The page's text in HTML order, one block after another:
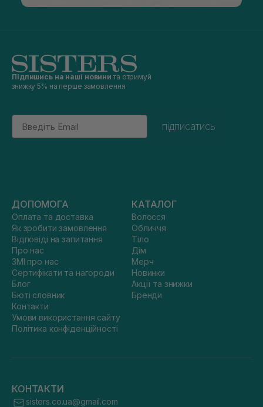
Підпишись на наші новини та отримуй
знижку 5% на перше замовлення
Email
підписатись
ДОПОМОГА
Оплата та доставка
Як зробити замовлення
Відповіді на запитання
Про нас
ЗМІ про нас
Сертифікати та нагороди
Блог
Бюті словник
Контакти
Умови використання сайту
Політика конфіденційності
КАТАЛОГ
Волосся
Обличчя
Тіло
Дім
Мерч
Новинки
Акції та знижки
Бренди
КОНТАКТИ
sisters.co.ua@gmail.com